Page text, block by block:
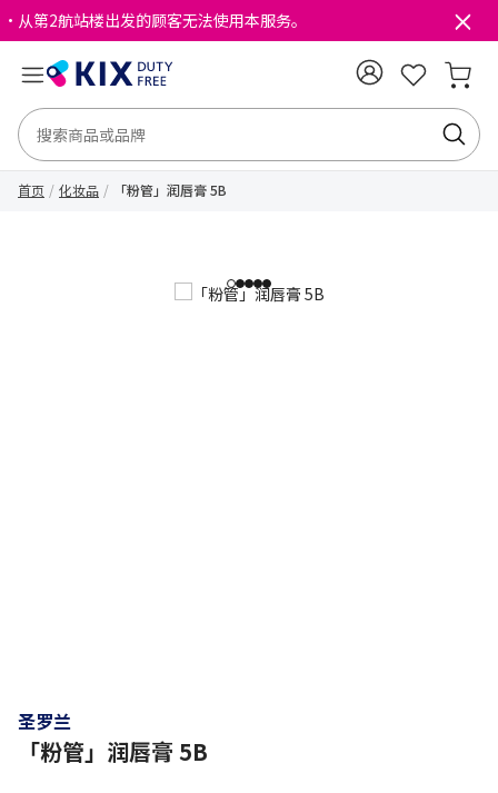
・从第2航站楼出发的顾客无法使用本服务。
首页 化妆品 「粉管」润唇膏 5B
12345
圣罗兰
「粉管」润唇膏 5B